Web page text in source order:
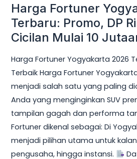
Harga Fortuner
Terbaru: Promo, DP
Cicilan Mulai 10
Harga Fortuner Yogyakarta 2026
Terbaik Harga Fortuner
menjadi salah satu yang paling
Anda yang menginginkan SUV
tampilan gagah dan performa
Fortuner dikenal sebagai: Di
menjadi pilihan utama untuk
pengusaha, hingga instansi.
Harga
Fortuner
Yogyakarta
Terbaru:
Promo,
DP
Ringan
&
Cicilan
Mulai
10